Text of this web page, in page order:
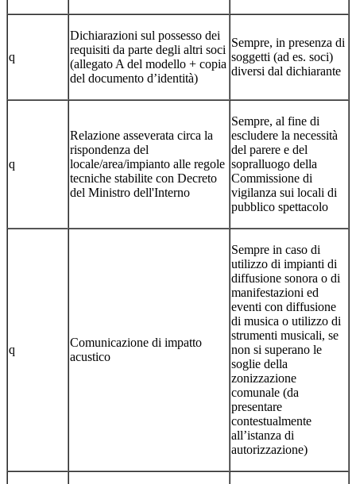
q
Dichiarazioni sul possesso dei
requisiti da parte degli altri soci
(allegato A del modello + copia
del documento d’identità)
Sempre, in presenza di
soggetti (ad es. soci)
diversi dal dichiarante
q
Relazione asseverata circa la
rispondenza del
locale/area/impianto alle regole
tecniche stabilite con Decreto
del Ministro dell'Interno
Sempre, al fine di
escludere la necessità
del parere e del
sopralluogo della
Commissione di
vigilanza sui locali di
pubblico spettacolo
q
Comunicazione di impatto
acustico
Sempre in caso di
utilizzo di impianti di
diffusione sonora o di
manifestazioni ed
eventi con diffusione
di musica o utilizzo di
strumenti musicali, se
non si superano le
soglie della
zonizzazione
comunale (da
presentare
contestualmente
all’istanza di
autorizzazione)